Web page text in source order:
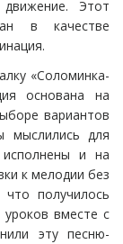
Этот
в качестве
«Соломинка-
основана на
вариантов
мыслились для
и на
к мелодии без
получилось
вместе с
эту песню-